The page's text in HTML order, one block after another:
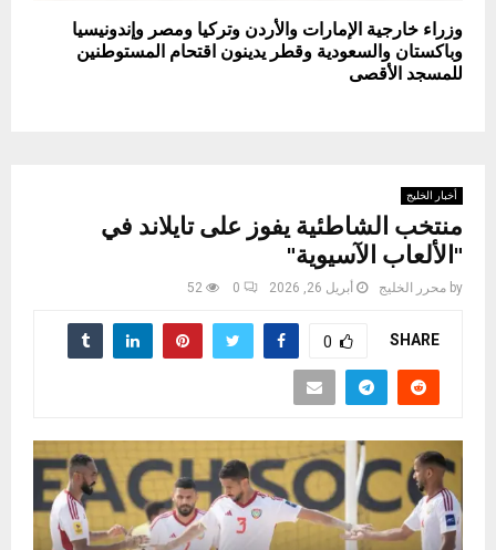
وزراء خارجية الإمارات والأردن وتركيا ومصر وإندونيسيا
وباكستان والسعودية وقطر يدينون اقتحام المستوطنين
للمسجد الأقصى
أخبار الخليج
منتخب الشاطئية يفوز على تايلاند في
"الألعاب الآسيوية"
by محرر الخليج أبريل 26, 2026 0
52
SHARE
0